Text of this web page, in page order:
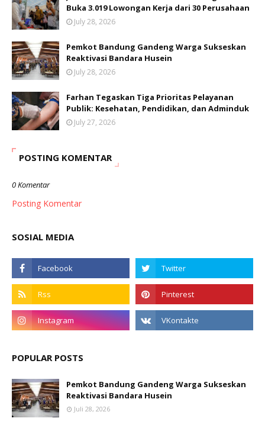
Buka 3.019 Lowongan Kerja dari 30 Perusahaan
July 28, 2026
Pemkot Bandung Gandeng Warga Sukseskan
Reaktivasi Bandara Husein
July 28, 2026
Farhan Tegaskan Tiga Prioritas Pelayanan
Publik: Kesehatan, Pendidikan, dan Adminduk
July 27, 2026
POSTING KOMENTAR
0 Komentar
Posting Komentar
SOSIAL MEDIA
POPULAR POSTS
Pemkot Bandung Gandeng Warga Sukseskan
Reaktivasi Bandara Husein
Juli 28, 2026